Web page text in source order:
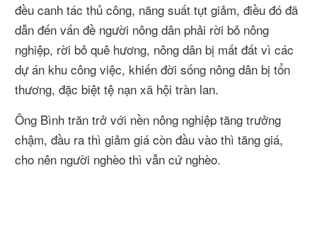
đều canh tác thủ công, năng suất tụt giảm, điều đó đã
dẫn đến vấn đề người nông dân phải rời bỏ nông
nghiệp, rời bỏ quê hương, nông dân bị mất đất vì các
dự án khu công việc, khiến đời sống nông dân bị tổn
thương, đặc biệt tệ nạn xã hội tràn lan.
Ông Bình trăn trở với nền nông nghiệp tăng trưởng
chậm, đầu ra thì giảm giá còn đầu vào thì tăng giá,
cho nên người nghèo thì vẫn cứ nghèo.